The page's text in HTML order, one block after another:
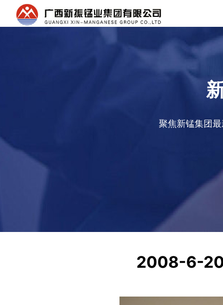
聚焦新锰集团
2008-6-20